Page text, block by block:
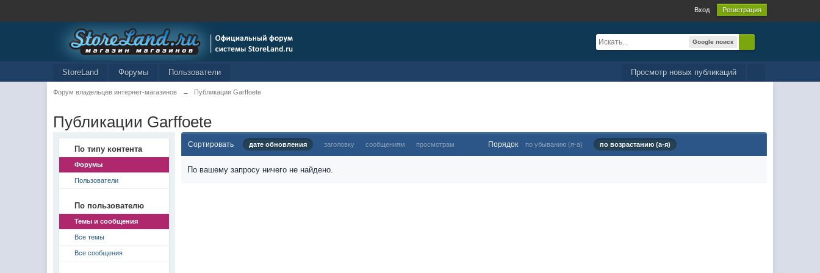
Вход Регистрация
Google поиск
Просмотр новых публикаций
StoreLand Форумы Пользователи
Форум владельцев интернет-магазинов → Публикации Garffoete
Публикации Garffoete
По типу контента
Форумы
Пользователи
По пользователю
Темы и сообщения
Все темы
Все сообщения
Сортировать дате обновления заголовку сообщениям просмотрам Порядок по убыванию (я-а) по возрастанию (а-я)
По вашему запросу ничего не найдено.